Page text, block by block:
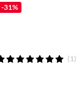
-31%
(1)